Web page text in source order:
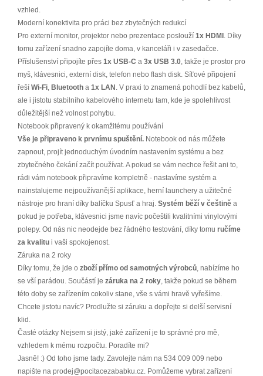
vzhled.
Moderní konektivita pro práci bez zbytečných redukcí
Pro externí monitor, projektor nebo prezentace poslouží 1x HDMI . Díky
tomu zařízení snadno zapojíte doma, v kanceláři i v zasedačce.
Příslušenství připojíte přes 1x USB-C a 3x USB 3.0, takže je prostor pro
myš, klávesnici, externí disk, telefon nebo flash disk. Síťové připojení
řeší Wi-Fi, Bluetooth a 1x LAN . V praxi to znamená pohodlí bez kabelů,
ale i jistotu stabilního kabelového internetu tam, kde je spolehlivost
důležitější než volnost pohybu.
Notebook připravený k okamžitému používání
Vše je připraveno k prvnímu spuštění. Notebook od nás můžete
zapnout, projít jednoduchým úvodním nastavením systému a bez
zbytečného čekání začít používat. A pokud se vám nechce řešit ani to,
rádi vám notebook připravíme kompletně - nastavíme systém a
nainstalujeme nejpoužívanější aplikace, herní launchery a užitečné
nástroje pro hraní díky balíčku Spusť a hraj. Systém běží v češtině a
pokud je potřeba, klávesnici jsme navíc počeštili kvalitními vinylovými
polepy. Od nás nic neodejde bez řádného testování, díky tomu ručíme
za kvalitu i vaši spokojenost.
Záruka na 2 roky
Díky tomu, že jde o zboží přímo od samotných výrobců, nabízíme ho
se vší parádou. Součástí je záruka na 2 roky, takže pokud se během
této doby se zařízením cokoliv stane, vše s vámi hravě vyřešíme.
Chcete jistotu navíc? Prodlužte si záruku a dopřejte si delší servisní
klid.
Časté otázky Nejsem si jistý, jaké zařízení je to správné pro mě,
vzhledem k mému rozpočtu. Poradíte mi?
Jasně! :) Od toho jsme tady. Zavolejte nám na 534 009 009 nebo
napište na prodej@pocitacezababku.cz. Pomůžeme vybrat zařízení